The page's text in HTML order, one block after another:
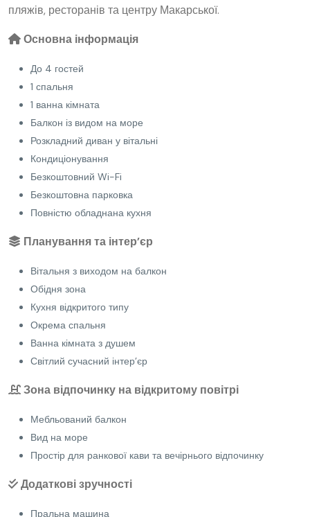
пляжів, ресторанів та центру Макарської.
Основна інформація
До 4 гостей
1 спальня
1 ванна кімната
Балкон із видом на море
Розкладний диван у вітальні
Кондиціонування
Безкоштовний Wi-Fi
Безкоштовна парковка
Повністю обладнана кухня
Планування та інтер’єр
Вітальня з виходом на балкон
Обідня зона
Кухня відкритого типу
Окрема спальня
Ванна кімната з душем
Світлий сучасний інтер’єр
Зона відпочинку на відкритому повітрі
Мебльований балкон
Вид на море
Простір для ранкової кави та вечірнього відпочинку
Додаткові зручності
Пральна машина